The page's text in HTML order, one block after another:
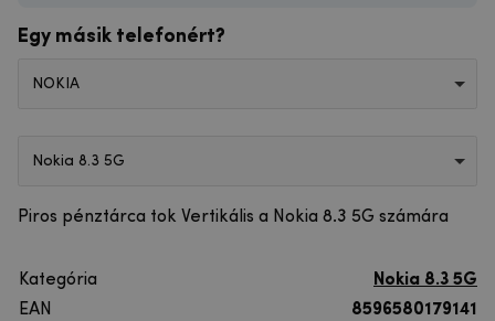
Egy másik telefonért?
NOKIA
Nokia 8.3 5G
Piros pénztárca tok Vertikális a Nokia 8.3 5G számára
Kategória
Nokia 8.3 5G
EAN
8596580179141